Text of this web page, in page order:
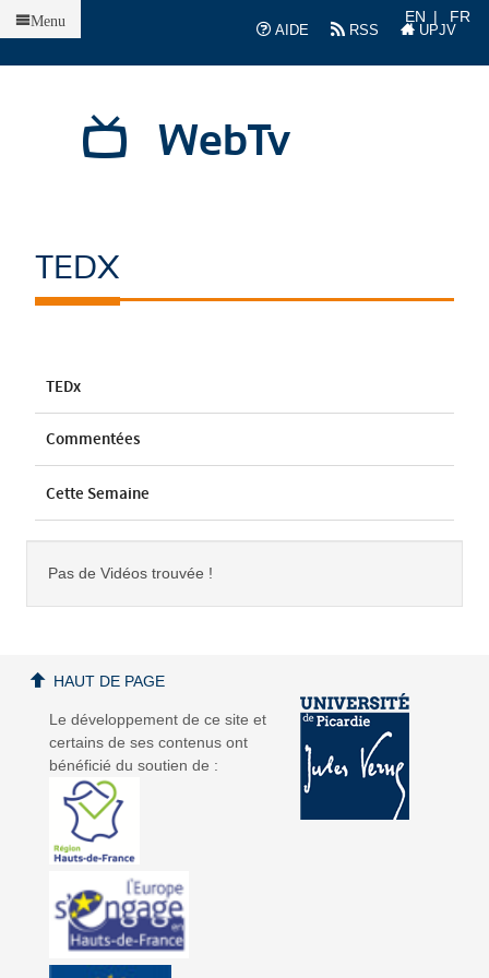
AIDE
RSS UPJV
EN FR
WebTv
Menu
TEDX
TEDx
Commentées
Cette Semaine
Pas de Vidéos trouvée !
Le développement de ce site et
certains de ses contenus ont
bénéficié du soutien de :
HAUT DE PAGE